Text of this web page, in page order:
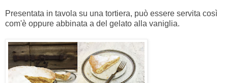
Presentata in tavola su una tortiera, può essere servita così
com'è oppure abbinata a del gelato alla vaniglia.